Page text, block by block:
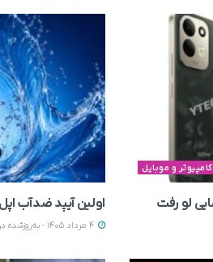
کامپیوتر و موبایل
اولین آیپد ضدآب